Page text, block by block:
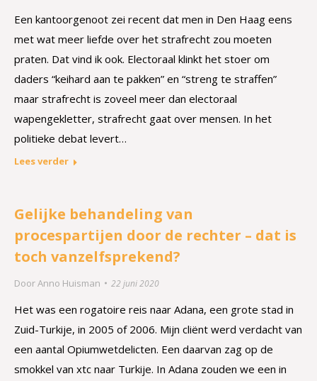
Een kantoorgenoot zei recent dat men in Den Haag eens
met wat meer liefde over het strafrecht zou moeten
praten. Dat vind ik ook. Electoraal klinkt het stoer om
daders “keihard aan te pakken” en “streng te straffen”
maar strafrecht is zoveel meer dan electoraal
wapengekletter, strafrecht gaat over mensen. In het
politieke debat levert…
Lees verder
Gelijke behandeling van
procespartijen door de rechter – dat is
toch vanzelfsprekend?
DoorAnno Huisman 22 juni 2020
Het was een rogatoire reis naar Adana, een grote stad in
Zuid-Turkije, in 2005 of 2006. Mijn cliënt werd verdacht van
een aantal Opiumwetdelicten. Een daarvan zag op de
smokkel van xtc naar Turkije. In Adana zouden we een in